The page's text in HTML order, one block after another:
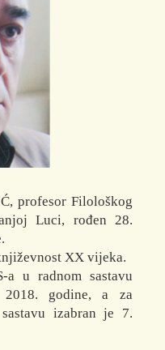
profesor Filološkog
Luci, rođen 28.
XX vijeka.
a u radnom sastavu
godine, a za
izabran je 7.